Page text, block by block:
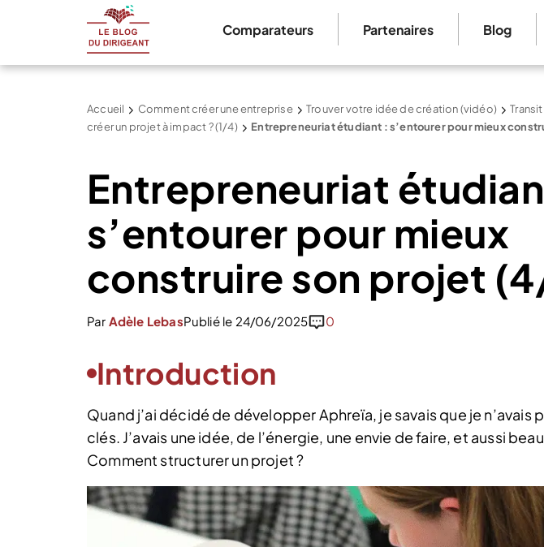
Comparateurs Partenaires Blog
Accueil Comment créer une entreprise Trouver votre idée de création (vidéo)
créer un projet à impact ? (1/4)
Entrepreneuriat étudiant : s’entourer pour mieux
Entrepreneuriat
s’entourer pour mieux
construire son projet
Par Adèle LebasPublié le 24/06/2025 0
Introduction
Quand j’ai décidé de développer Aphreïa, je savais que je n’avais
clés. J’avais une idée, de l’énergie, une envie de faire, et aussi
Comment structurer un projet ?